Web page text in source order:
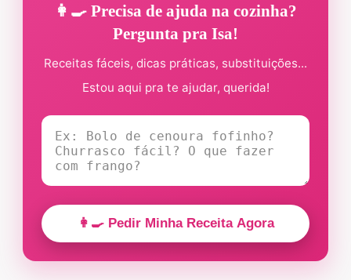
👩‍🍳 Precisa de ajuda na cozinha?
Pergunta pra Isa!
Receitas fáceis, dicas práticas, substituições...
Estou aqui pra te ajudar, querida!
👩‍🍳 Pedir Minha Receita Agora